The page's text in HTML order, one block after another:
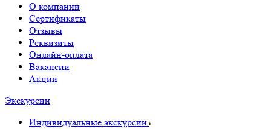
О компании
Сертификаты
Отзывы
Реквизиты
Онлайн-оплата
Вакансии
Акции
Экскурсии
Индивидуальные экскурсии